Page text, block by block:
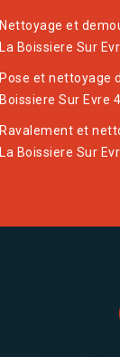
Nettoyage et
La Boissiere Sur
Pose et nettoyage
Boissiere Sur Evre
Ravalement et
La Boissiere Sur